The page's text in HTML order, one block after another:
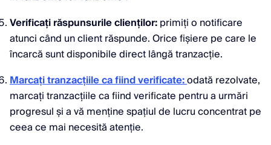
Verificați răspunsurile clienților:primiți o notificare
atunci când un client răspunde. Orice fișiere pe care le
încarcă sunt disponibile direct lângă tranzacție.
Marcați tranzacțiile ca fiind verificate:odată rezolvate,
marcați tranzacțiile ca fiind verificate pentru a urmări
progresul și a vă menține spațiul de lucru concentrat pe
ceea ce mai necesită atenție.